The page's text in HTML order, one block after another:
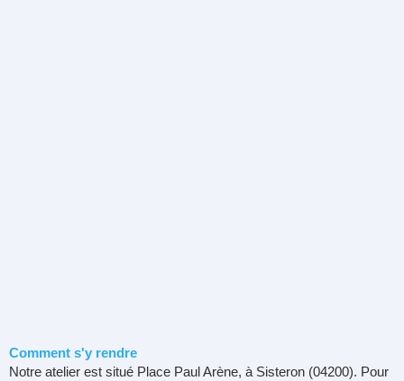
Comment s'y rendre
Notre atelier est situé Place Paul Arène, à Sisteron (04200). Pour